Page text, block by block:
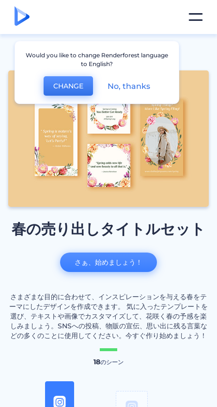
春の売り出しタイトルセット
さまざまな目的に合わせて、インスピレーションを与える春をテ
ーマにしたデザインを作成できます。 気に入ったテンプレートを
選び、テキストや画像でカスタマイズして、花咲く春の予感を楽
しみましょう。SNSへの投稿、物販の宣伝、思い出に残る言葉な
どの多くのことに使用してください。今すぐ作り始めましょう！
18のシーン
さぁ、始めましょう！
Would you like to change Renderforest language
to English?
CHANGE No, thanks